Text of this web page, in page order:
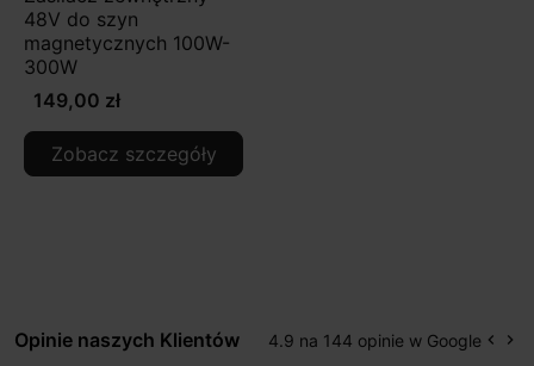
48V do szyn
magnetycznych 100W-
300W
149,00 zł
Zobacz szczegóły
Opinie naszych Klientów 4.9 na 144 opinie w Google keyboard_arrow_left keyboard_arrow_right